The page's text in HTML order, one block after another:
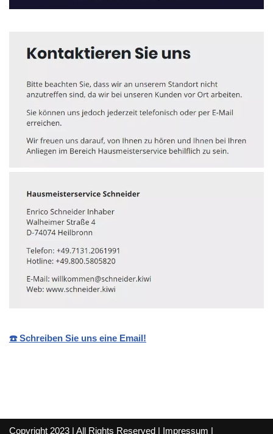
☎️ Schreiben Sie uns eine Email!
Copyright 2023 | All Rights Reserved | Impressum |